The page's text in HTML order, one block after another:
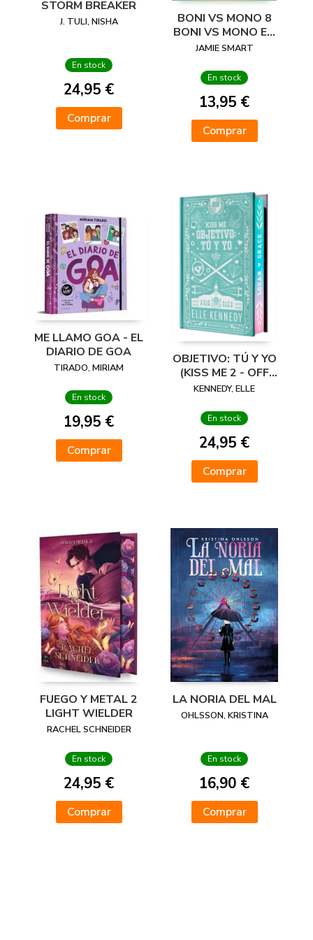
STORM BREAKER
J. TULI, NISHA
En stock
24,95 €
Comprar
BONI VS MONO 8
BONI VS MONO EN
PUERCO Y ALMA
JAMIE SMART
En stock
13,95 €
Comprar
ME LLAMO GOA - EL
DIARIO DE GOA
TIRADO, MIRIAM
En stock
19,95 €
Comprar
OBJETIVO: TÚ Y YO
(KISS ME 2 - OFF
CAMPUS 2) -
EN TAPA DURA
CON
KENNEDY, ELLE
En stock
24,95 €
Comprar
FUEGO Y METAL 2
LIGHT WIELDER
RACHEL SCHNEIDER
En stock
24,95 €
Comprar
LA NORIA DEL MAL
OHLSSON, KRISTINA
En stock
16,90 €
Comprar